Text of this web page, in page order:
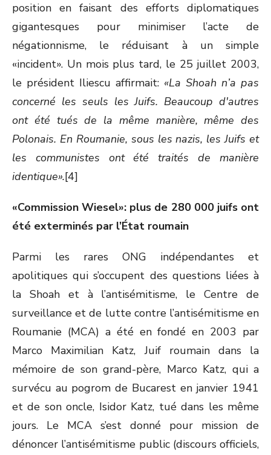
position en faisant des efforts diplomatiques
gigantesques pour minimiser l’acte de
négationnisme, le réduisant à un simple
«incident». Un mois plus tard, le 25 juillet 2003,
le président Iliescu affirmait: «La Shoah n’a pas
concerné les seuls les Juifs. Beaucoup d'autres
ont été tués de la même manière, même des
Polonais. En Roumanie, sous les nazis, les Juifs et
les communistes ont été traités de manière
identique».[4]
«Commission Wiesel»: plus de 280 000 juifs ont
été exterminés par l’État roumain
Parmi les rares ONG indépendantes et
apolitiques qui s’occupent des questions liées à
la Shoah et à l’antisémitisme, le Centre de
surveillance et de lutte contre l’antisémitisme en
Roumanie (MCA) a été en fondé en 2003 par
Marco Maximilian Katz, Juif roumain dans la
mémoire de son grand-père, Marco Katz, qui a
survécu au pogrom de Bucarest en janvier 1941
et de son oncle, Isidor Katz, tué dans les même
jours. Le MCA s’est donné pour mission de
dénoncer l’antisémitisme public (discours officiels,